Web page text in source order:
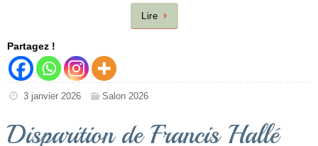
Lire
Partagez !
3 janvier 2026 Salon 2026
Disparition de Francis Hallé